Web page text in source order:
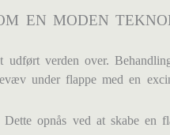
EN MODEN
verden over.
under flappe med en
opnås ved at skabe en